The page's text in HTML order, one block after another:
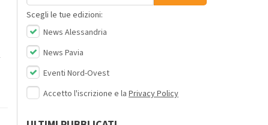
Scegli le tue edizioni:
News Alessandria
News Pavia
Eventi Nord-Ovest
Accetto l'iscrizione e la Privacy Policy